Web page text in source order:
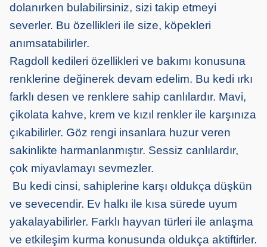
dolanırken bulabilirsiniz, sizi takip etmeyi
severler. Bu özellikleri ile size, köpekleri
anımsatabilirler.
Ragdoll kedileri özellikleri ve bakımı konusuna
renklerine değinerek devam edelim. Bu kedi ırkı
farklı desen ve renklere sahip canlılardır. Mavi,
çikolata kahve, krem ve kızıl renkler ile karşınıza
çıkabilirler. Göz rengi insanlara huzur veren
sakinlikte harmanlanmıştır. Sessiz canlılardır,
çok miyavlamayı sevmezler.
Bu kedi cinsi, sahiplerine karşı oldukça düşkün
ve sevecendir. Ev halkı ile kısa sürede uyum
yakalayabilirler. Farklı hayvan türleri ile anlaşma
ve etkileşim kurma konusunda oldukça aktiftirler.